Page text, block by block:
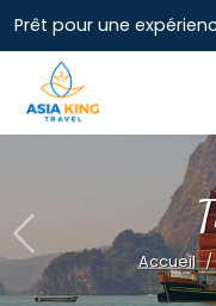
Prêt pour une
Accueil
Previous